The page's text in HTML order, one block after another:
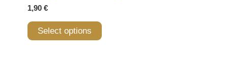
1,90 €
Select options